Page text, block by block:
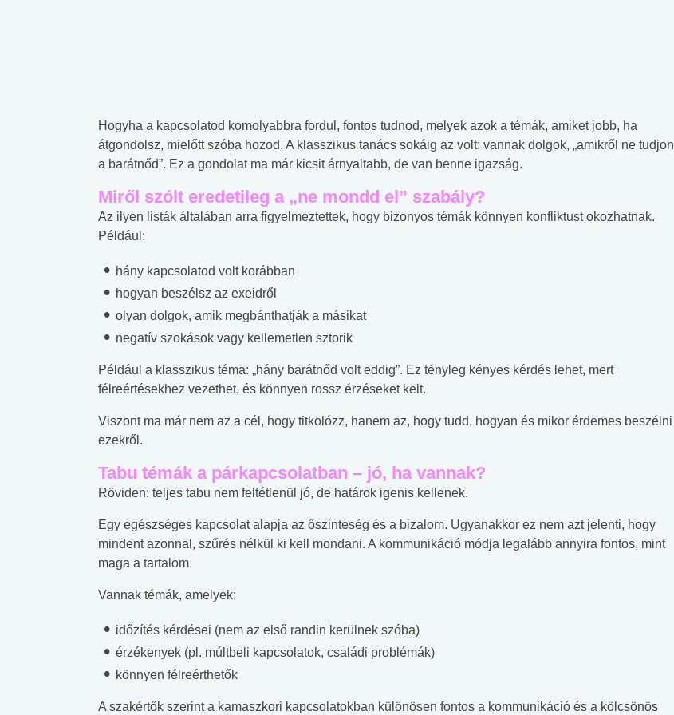
Hogyha a kapcsolatod komolyabbra fordul, fontos tudnod, melyek azok a témák, amiket jobb, ha
átgondolsz, mielőtt szóba hozod. A klasszikus tanács sokáig az volt: vannak dolgok, „amikről ne tudjon
a barátnőd”. Ez a gondolat ma már kicsit árnyaltabb, de van benne igazság.
Miről szólt eredetileg a „ne mondd el” szabály?
Az ilyen listák általában arra figyelmeztettek, hogy bizonyos témák könnyen konfliktust okozhatnak.
Például:
hány kapcsolatod volt korábban
hogyan beszélsz az exeidről
olyan dolgok, amik megbánthatják a másikat
negatív szokások vagy kellemetlen sztorik
Például a klasszikus téma: „hány barátnőd volt eddig”. Ez tényleg kényes kérdés lehet, mert
félreértésekhez vezethet, és könnyen rossz érzéseket kelt.
Viszont ma már nem az a cél, hogy titkolózz, hanem az, hogy tudd, hogyan és mikor érdemes beszélni
ezekről.
Tabu témák a párkapcsolatban – jó, ha vannak?
Röviden: teljes tabu nem feltétlenül jó, de határok igenis kellenek.
Egy egészséges kapcsolat alapja az őszinteség és a bizalom. Ugyanakkor ez nem azt jelenti, hogy
mindent azonnal, szűrés nélkül ki kell mondani. A kommunikáció módja legalább annyira fontos, mint
maga a tartalom.
Vannak témák, amelyek:
időzítés kérdései (nem az első randin kerülnek szóba)
érzékenyek (pl. múltbeli kapcsolatok, családi problémák)
könnyen félreérthetők
A szakértők szerint a kamaszkori kapcsolatokban különösen fontos a kommunikáció és a kölcsönös